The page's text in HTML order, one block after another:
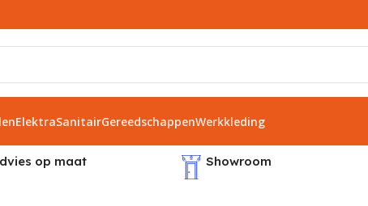
ElektraSanitairGereedschappenWerkkleding
op maat Showroom